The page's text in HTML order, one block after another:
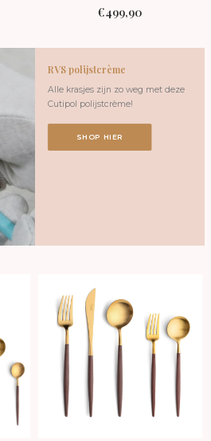
€499,90
RVS polijstcrème
Alle krasjes zijn zo weg met deze
Cutipol polijstcrème!
SHOP HIER